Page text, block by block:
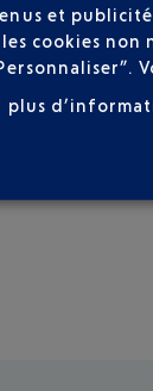
et
cookies non
plus